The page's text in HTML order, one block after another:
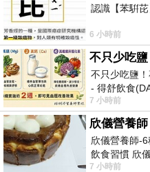
認識【苯騈芘
6 小時前
不只少吃鹽
- 得舒飲食
https://
7 小時前
欣儀營養師-
飲食習慣 欣
https://
7 小時前